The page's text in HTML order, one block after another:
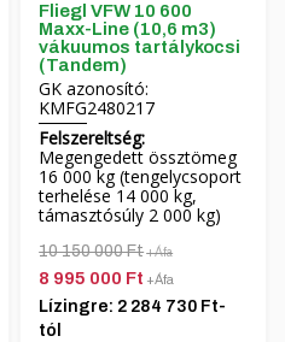
Fliegl VFW 10 600
Maxx-Line (10,6 m3)
vákuumos tartálykocsi
(Tandem)
GK azonosító:
KMFG2480217
Felszereltség:
Megengedett össztömeg
16 000 kg (tengelycsoport
terhelése 14 000 kg,
támasztósúly 2 000 kg)
10 150 000 Ft+Áfa
8 995 000 Ft +Áfa
Lízingre: 2 284 730 Ft-
tól